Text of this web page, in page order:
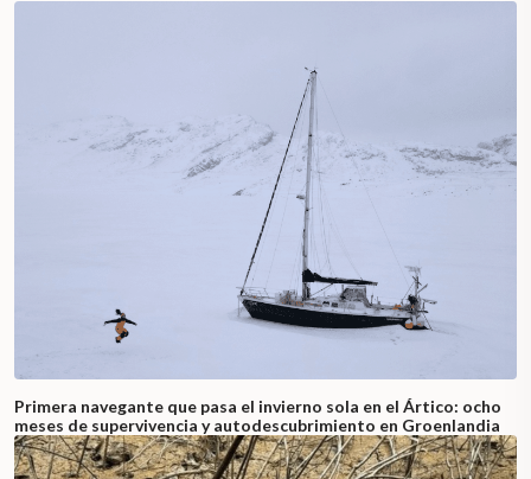
Primera navegante que pasa el invierno sola en el Ártico: ocho
meses de supervivencia y autodescubrimiento en Groenlandia